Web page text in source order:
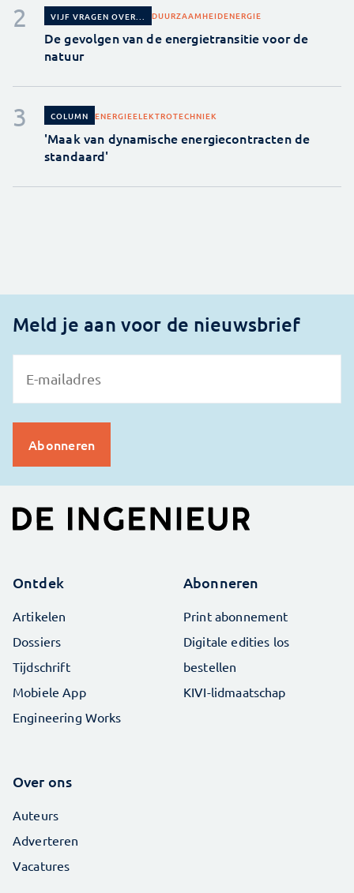
VIJF VRAGEN OVER... DUURZAAMHEIDENERGIE
De gevolgen van de energietransitie voor de
natuur
COLUMN ENERGIEELEKTROTECHNIEK
'Maak van dynamische energiecontracten de
standaard'
Meld je aan voor de nieuwsbrief
Ontdek
Artikelen
Dossiers
Tijdschrift
Mobiele App
Engineering Works
Abonneren
Print abonnement
Digitale edities los
bestellen
KIVI-lidmaatschap
Over ons
Auteurs
Adverteren
Vacatures